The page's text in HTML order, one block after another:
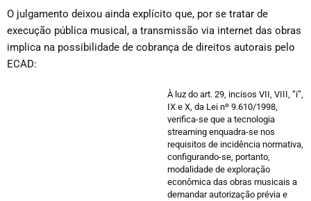
O julgamento deixou ainda explícito que, por se tratar de
execução pública musical, a transmissão via internet das obras
implica na possibilidade de cobrança de direitos autorais pelo
ECAD:
À luz do art. 29, incisos VII, VIII, “i”,
IX e X, da Lei nº 9.610/1998,
verifica-se que a tecnologia
streaming enquadra-se nos
requisitos de incidência normativa,
configurando-se, portanto,
modalidade de exploração
econômica das obras musicais a
demandar autorização prévia e